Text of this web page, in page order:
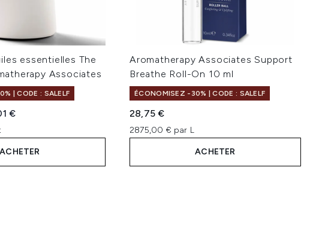
essentielles The
Associates
| CODE : SALELF
:
€
ACHETER
Aromatherapy Associates Support
Breathe Roll-On 10 ml
ÉCONOMISEZ -30% | CODE : SALELF
28,75 €
2875,00 € par L
ACHETER